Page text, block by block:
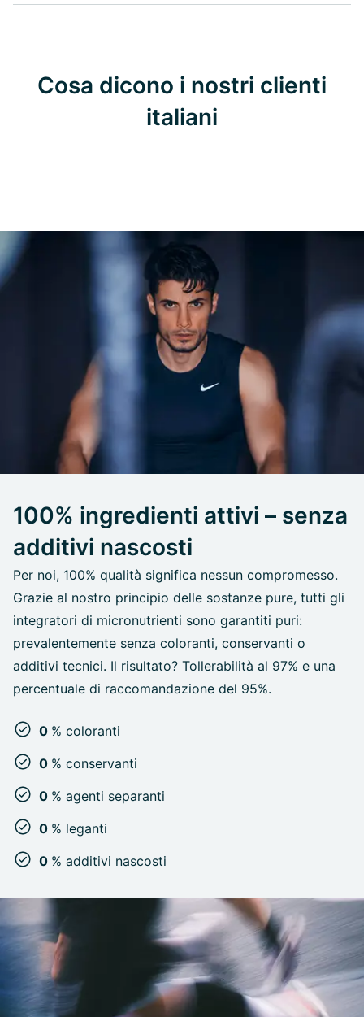
Cosa dicono i nostri clienti
italiani
100% ingredienti attivi – senza
additivi nascosti
Per noi, 100% qualità significa nessun compromesso.
Grazie al nostro principio delle sostanze pure, tutti gli
integratori di micronutrienti sono garantiti puri:
prevalentemente senza coloranti, conservanti o
additivi tecnici. Il risultato? Tollerabilità al 97% e una
percentuale di raccomandazione del 95%.
0 % coloranti
0 % conservanti
0 % agenti separanti
0 % leganti
0 % additivi nascosti